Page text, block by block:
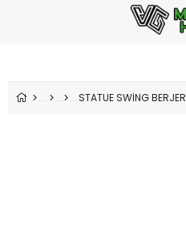
STATUE SWİNG BERJER